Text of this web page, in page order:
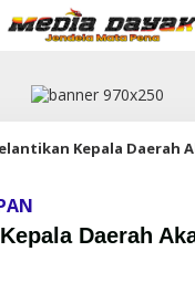
Kepala Daerah
Daerah